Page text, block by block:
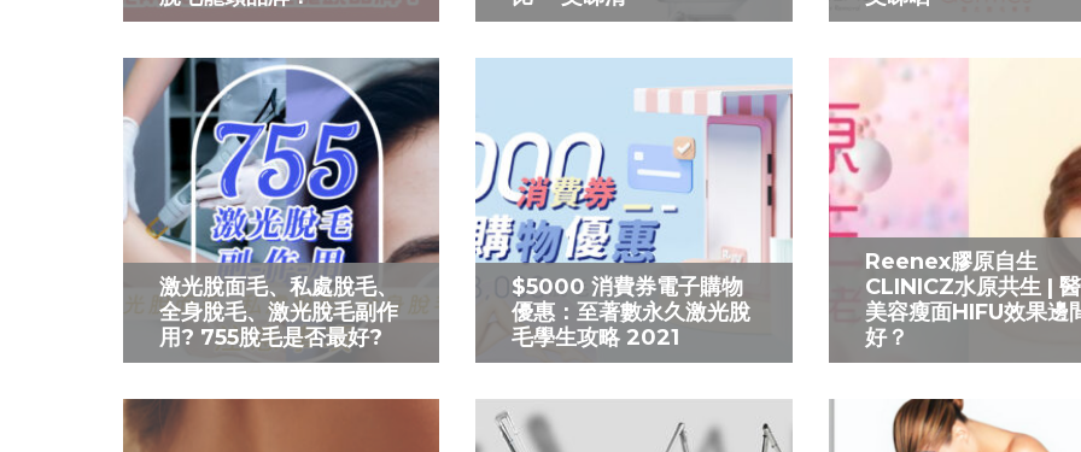
激光脫面毛、私處脫毛、
全身脫毛、激光脫毛副作
用? 755脫毛是否最好?
$5000 消費券電子購物
優惠：至著數永久激光脫
毛學生攻略 2021
Reenex膠原自生
CLINICZ水原共生 |
美容瘦面HIFU效果邊
好？